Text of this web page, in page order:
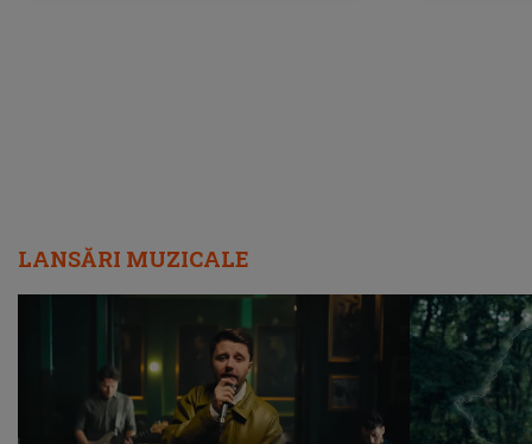
LANSĂRI MUZICALE